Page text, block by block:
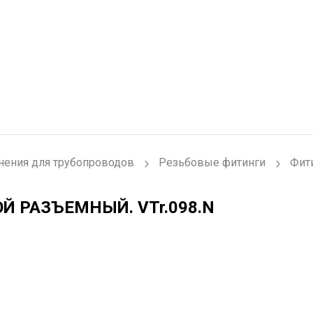
для трубопроводов Резьбовые фитинги
РАЗЪЕМНЫЙ. VTr.098.N